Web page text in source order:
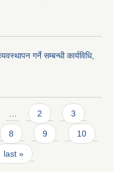
गर्ने सम्बन्धी कार्यविधि,
… 2 3
8 9 10
last »